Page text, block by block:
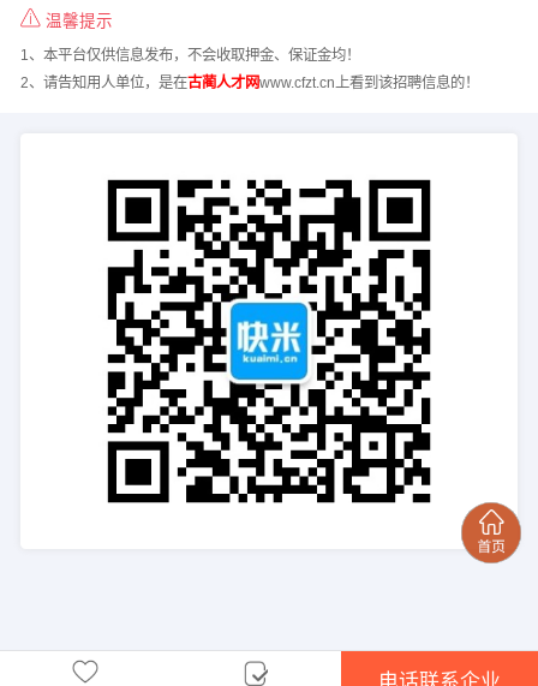
温馨提示
1、本平台仅供信息发布，不会收取押金、保证金均！
2、请告知用人单位，是在古蔺人才网www.cfzt.cn上看到该招聘信息的！
电话联系企业